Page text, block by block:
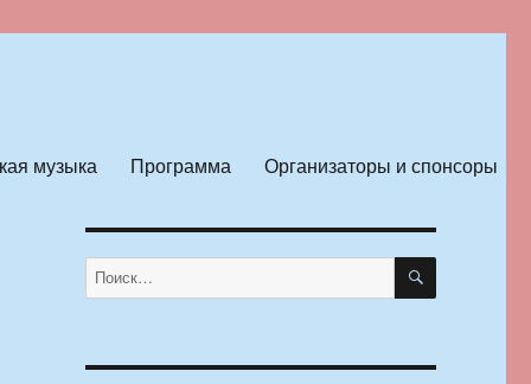
музыка Программа Организаторы и спонсоры
Искать: ПОИСК